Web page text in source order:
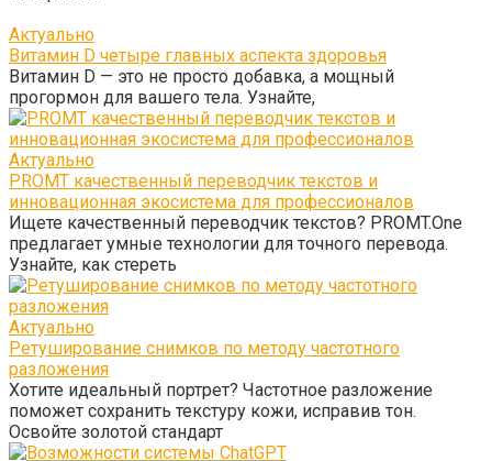
Актуально
Витамин D четыре главных аспекта здоровья
Витамин D — это не просто добавка, а мощный
прогормон для вашего тела. Узнайте,
Актуально
PROMT качественный переводчик текстов и
инновационная экосистема для профессионалов
Ищете качественный переводчик текстов? PROMT.One
предлагает умные технологии для точного перевода.
Узнайте, как стереть
Актуально
Ретуширование снимков по методу частотного
разложения
Хотите идеальный портрет? Частотное разложение
поможет сохранить текстуру кожи, исправив тон.
Освойте золотой стандарт